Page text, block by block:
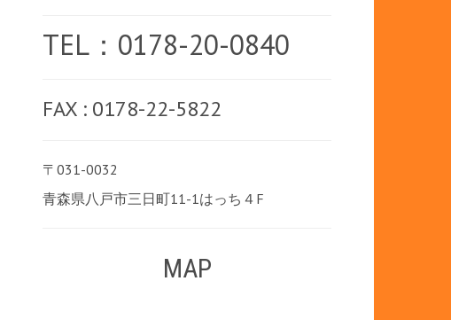
TEL：0178-20-0840
FAX : 0178-22-5822
〒031-0032
青森県八戸市三日町11-1はっち４F
MAP